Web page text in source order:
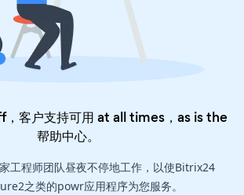
客户支持可用 at all times，as is the
帮助中心。
工程师团队昼夜不停地工作，以使Bitrix24
之类的powr应用程序为您服务。